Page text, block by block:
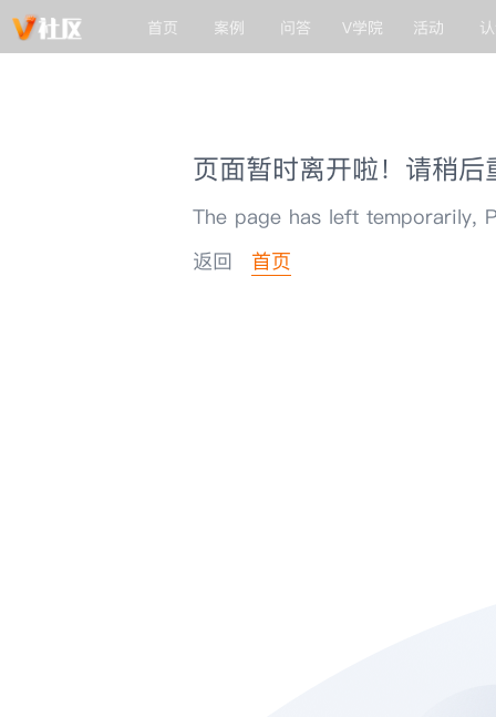
首页 案例 问答 V学院 活动
页面暂时离开啦！请稍后
The page has left temporarily,
返回
首页